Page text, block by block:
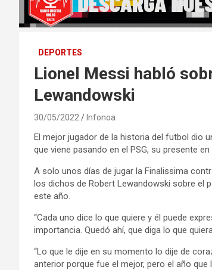
DEPORTES
Lionel Messi habló
Lewandowski
30/05/2022 Infonoa
El mejor jugador de la historia del futbol dio
que viene pasando en el PSG, su presente
A solo unos días de jugar la Finalissima
los dichos de Robert Lewandowski sobre el
este año.
“Cada uno dice lo que quiere y él puede
importancia. Quedó ahí, que diga lo que
“Lo que le dije en su momento lo dije de
anterior porque fue el mejor, pero el año